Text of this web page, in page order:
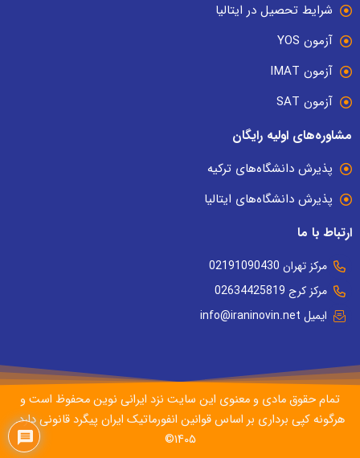
شرایط تحصیل در ایتالیا
آزمون YOS
آزمون IMAT
آزمون SAT
مشاوره‌های اولیه رایگان
پذیرش دانشگاه‌های ترکیه
پذیرش دانشگاه‌های ایتالیا
ارتباط با ما
مرکز تهران 02191090430
مرکز کرج 02634425819
ایمیل info@iraninovin.net
تمام حقوق مادی و معنوی این سایت نزد ایرانی نوین محفوظ است و
هرگونه کپی برداری بر اساس قوانین انفورماتیک ایران پیگرد قانونی دارد.
۱۴۰۵©